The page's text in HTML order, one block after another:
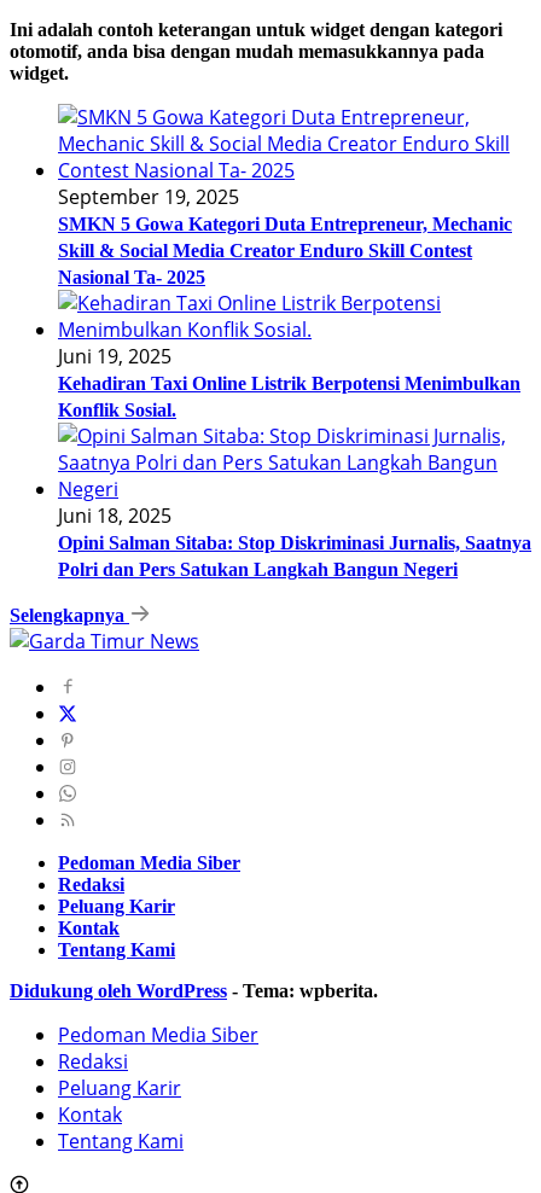
Ini adalah contoh keterangan untuk widget dengan kategori
otomotif, anda bisa dengan mudah memasukkannya pada
widget.
September 19, 2025
SMKN 5 Gowa Kategori Duta Entrepreneur, Mechanic
Skill & Social Media Creator Enduro Skill Contest
Nasional Ta- 2025
Juni 19, 2025
Kehadiran Taxi Online Listrik Berpotensi Menimbulkan
Konflik Sosial.
Juni 18, 2025
Opini Salman Sitaba: Stop Diskriminasi Jurnalis, Saatnya
Polri dan Pers Satukan Langkah Bangun Negeri
Selengkapnya
Pedoman Media Siber
Redaksi
Peluang Karir
Kontak
Tentang Kami
Didukung oleh WordPress - Tema: wpberita.
Pedoman Media Siber
Redaksi
Peluang Karir
Kontak
Tentang Kami